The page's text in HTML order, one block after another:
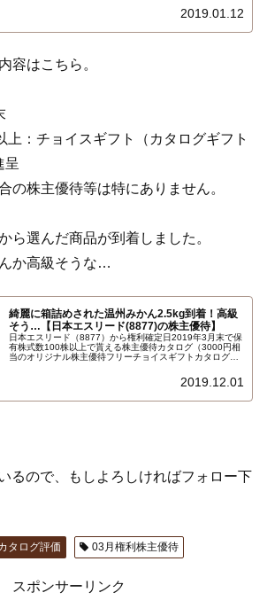
2019.01.12
容はこちら。
上：チョイスギフト（カタログギフト
呈
の株主優待等は特にありません。
ら選んだ商品が到着しました。
か高級そうな…
綺麗に箱詰めされた温州みかん2.5kg到着！高級
そう…【日本エスリード(8877)の株主優待】
日本エスリード（8877）から権利確定日2019年3月末で保
有株式数100株以上で貰える株主優待カタログ（3000円相
当のオリジナル株主優待フリーチョイスギフトカタログ）
県吉田町産温州みかん2.5kgです。高級で美味しそう…
2019.12.01
るので、もしよろしければフォロー下
タログ評価 03月権利株主優待
スポンサーリンク